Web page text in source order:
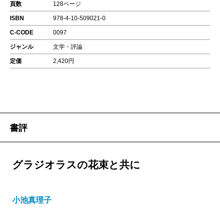
頁数 128ページ
ISBN 978-4-10-509021-0
C-CODE 0097
ジャンル 文学・評論
定価 2,420円
書評
グラジオラスの花束と共に
小池真理子